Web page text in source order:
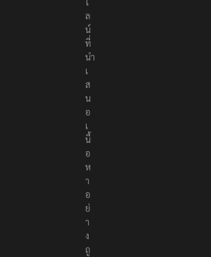
ล
น์
ที่
นำ
เ
ส
น
อ
เ
นื้
อ
ห
า
อ
ย่
า
ง
ถู